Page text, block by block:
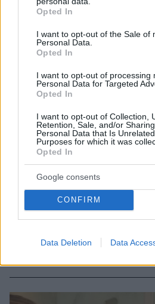
grant or deny consent to Google
use your data for below specified
consent section.
Opted In
I want to opt-out of the Sale of
Personal Data.
Opted In
I want to opt-out of processing
Personal Data for Targeted
Opted In
I want to opt-out of Collection,
Retention, Sale, and/or
Personal Data that Is
Purposes for which it was
Opted In
Google consents
CONFIRM
Data Deletion Data
Πρωταγωνίστρια του Bridgerton
Ήταν μια εκπληκτική
15.05.2024, 23:15